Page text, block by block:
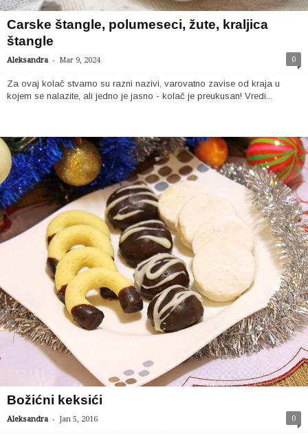
Carske štangle, polumeseci, žute, kraljica
štangle
Aleksandra - Mar 9, 2024 0
Za ovaj kolač stvarno su razni nazivi, varovatno zavise od kraja u
kojem se nalazite, ali jedno je jasno - kolač je preukusan! Vredi...
Božićni keksići
Aleksandra - Jan 5, 2016 0